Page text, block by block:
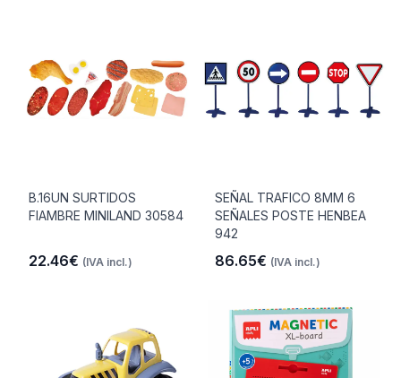
B.16UN SURTIDOS
FIAMBRE MINILAND 30584
22.46€ (IVA incl.)
SEÑAL TRAFICO 8MM 6
SEÑALES POSTE HENBEA
942
86.65€ (IVA incl.)